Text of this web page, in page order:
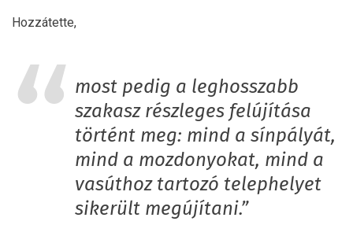
Hozzátette,
most pedig a leghosszabb
szakasz részleges felújítása
történt meg: mind a sínpályát,
mind a mozdonyokat, mind a
vasúthoz tartozó telephelyet
sikerült megújítani.”